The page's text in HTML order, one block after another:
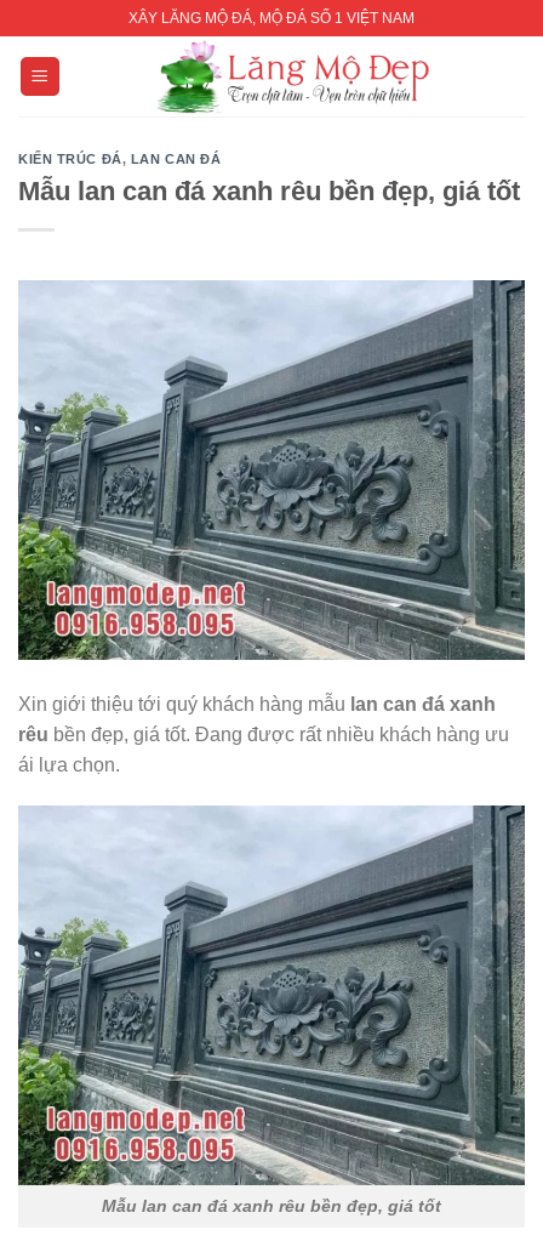
content
XÂY LĂNG MỘ ĐÁ, MỘ ĐÁ SỐ 1 VIỆT NAM
KIẾN TRÚC ĐÁ, LAN CAN ĐÁ
Mẫu lan can đá xanh rêu bền đẹp, giá tốt
Xin giới thiệu tới quý khách hàng mẫu lan can đá xanh
rêu bền đẹp, giá tốt. Đang được rất nhiều khách hàng ưu
ái lựa chọn.
Mẫu lan can đá xanh rêu bền đẹp, giá tốt